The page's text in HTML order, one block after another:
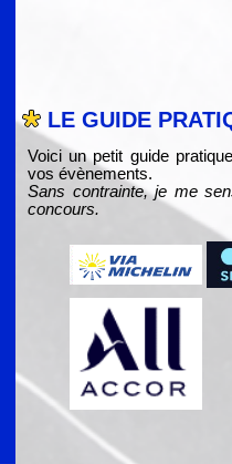
LE GUIDE
Voici un petit guide
vos évènements.
Sans contrainte, je me
concours.